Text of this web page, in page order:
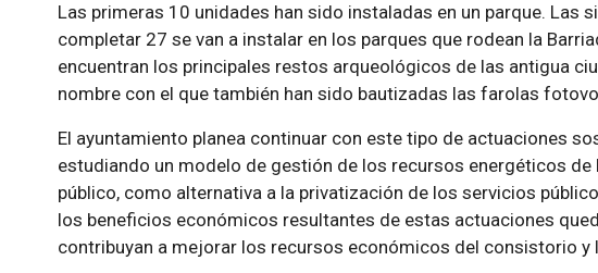
Las primeras 10 unidades han sido instaladas en un parque. Las
completar 27 se van a instalar en los parques que rodean la
encuentran los principales restos arqueológicos de las antigua
nombre con el que también han sido bautizadas las farolas
El ayuntamiento planea continuar con este tipo de actuaciones
estudiando un modelo de gestión de los recursos energéticos
público, como alternativa a la privatización de los servicios
los beneficios económicos resultantes de estas actuaciones
contribuyan a mejorar los recursos económicos del consistorio y